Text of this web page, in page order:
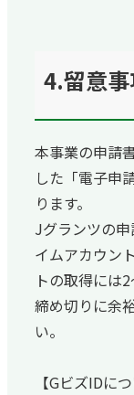
4.留意
本事業の申請
した「電子申
ります。
Jグランツの
イムアカウン
トの取得には
締め切りに余
い。
【GビズIDに